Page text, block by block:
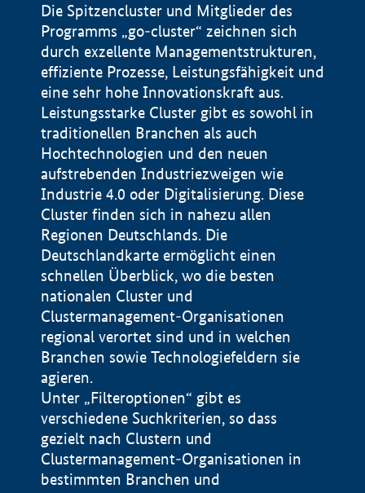
Die Spitzencluster und Mitglieder des
Programms „go-cluster“ zeichnen sich
durch exzellente Managementstrukturen,
effiziente Prozesse, Leistungsfähigkeit und
eine sehr hohe Innovationskraft aus.
Leistungsstarke Cluster gibt es sowohl in
traditionellen Branchen als auch
Hochtechnologien und den neuen
aufstrebenden Industriezweigen wie
Industrie 4.0 oder Digitalisierung. Diese
Cluster finden sich in nahezu allen
Regionen Deutschlands. Die
Deutschlandkarte ermöglicht einen
schnellen Überblick, wo die besten
nationalen Cluster und
Clustermanagement-Organisationen
regional verortet sind und in welchen
Branchen sowie Technologiefeldern sie
agieren.
Unter „Filteroptionen“ gibt es
verschiedene Suchkriterien, so dass
gezielt nach Clustern und
Clustermanagement-Organisationen in
bestimmten Branchen und
Impressum
Datenschutzerklärung
BMWE, 2026 ©
100 km © Geobasis-DE / BKG 2015